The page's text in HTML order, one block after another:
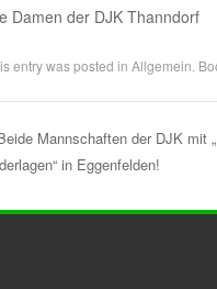
Damen der DJK Thanndorf
entry was posted in Allgemein .
navigation
Mannschaften der DJK mit
in Eggenfelden!